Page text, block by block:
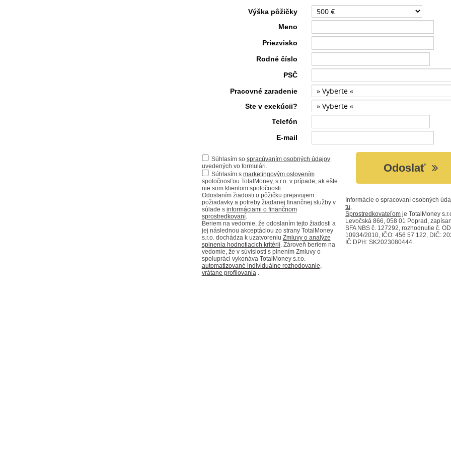
Výška pôžičky
Meno
Priezvisko
Rodné číslo
PSČ
Pracovné zaradenie
Ste v exekúcii?
Telefón
E-mail
Súhlasím so spracúvaním osobných údajov
uvedených vo formulári.
Súhlasím s marketingovým oslovením
spoločnosťou TotalMoney, s.r.o. v prípade, ak ešte
nie som klientom spoločnosti.
Odoslaním žiadosti o pôžičku prejavujem
požiadavky a potreby žiadanej finančnej služby v
súlade s informáciami o finančnom
sprostredkovaní.
Beriem na vedomie, že odoslaním tejto žiadosti a
jej následnou akceptáciou zo strany TotalMoney
s.r.o. dochádza k uzatvoreniu Zmluvy o analýze
splnenia hodnotiacich kritérií. Zároveň beriem na
vedomie, že v súvislosti s plnením Zmluvy o
spolupráci vykonáva TotalMoney s.r.o.
automatizované individuálne rozhodovanie,
vrátane profilovania.
Odoslať
Informácie o spracovaní osobných
tu.
Sprostredkovateľom je TotalMoney
Levočská 866, 058 01 Poprad,
SFA NBS č. 127292, rozhodnutie č.
10934/2010, IČO: 456 57 122, DIČ:
IČ DPH: SK2023080444.